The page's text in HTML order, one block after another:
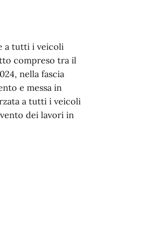
a tutti i veicoli
compreso tra il
nella fascia
e messa in
a tutti i veicoli
dei lavori in